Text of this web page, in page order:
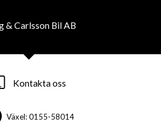
& Carlsson Bil AB
Kontakta oss
Växel: 0155-58014